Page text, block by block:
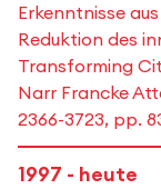
Erkenntnisse
Reduktion des
Transforming
Narr Francke
2366-3723, pp.
1997 - heute